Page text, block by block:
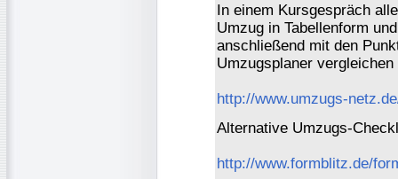
In einem Kursgespräch
Umzug in Tabellenform
anschließend mit den
Umzugsplaner
http://www.umzugs-
Alternative Umzugs-
http://www.formblitz.de/